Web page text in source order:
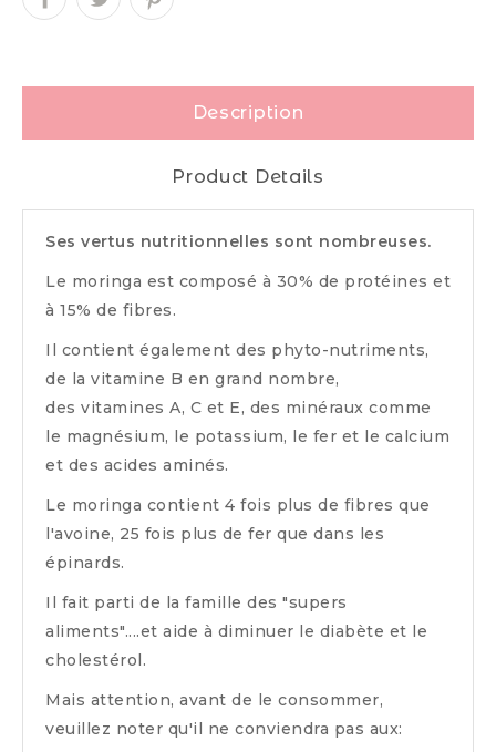
Description
Product Details
Ses vertus nutritionnelles sont nombreuses.
Le moringa est composé à 30% de protéines et
à 15% de fibres.
Il contient également des phyto-nutriments,
de la vitamine B en grand nombre,
des vitamines A, C et E, des minéraux comme
le magnésium, le potassium, le fer et le calcium
et des acides aminés.
Le moringa contient 4 fois plus de fibres que
l'avoine, 25 fois plus de fer que dans les
épinards.
Il fait parti de la famille des "supers
aliments"....et aide à diminuer le diabète et le
cholestérol.
Mais attention, avant de le consommer,
veuillez noter qu'il ne conviendra pas aux: